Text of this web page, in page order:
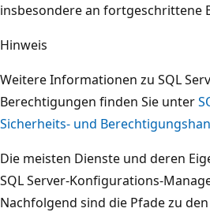
insbesondere an fortgeschrittene
Hinweis
Weitere Informationen zu SQL
Berechtigungen finden Sie unter
Sicherheits- und
Die meisten Dienste und deren
SQL Server-Konfigurations-
Nachfolgend sind die Pfade zu